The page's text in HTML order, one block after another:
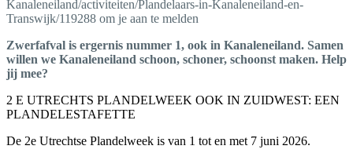
Kanaleneiland/activiteiten/Plandelaars-in-Kanaleneiland-en-
Transwijk/119288 om je aan te melden
Zwerfafval is ergernis nummer 1, ook in Kanaleneiland. Samen
willen we Kanaleneiland schoon, schoner, schoonst maken. Help
jij mee?
2 E UTRECHTS PLANDELWEEK OOK IN ZUIDWEST: EEN
PLANDELESTAFETTE
De 2e Utrechtse Plandelweek is van 1 tot en met 7 juni 2026.